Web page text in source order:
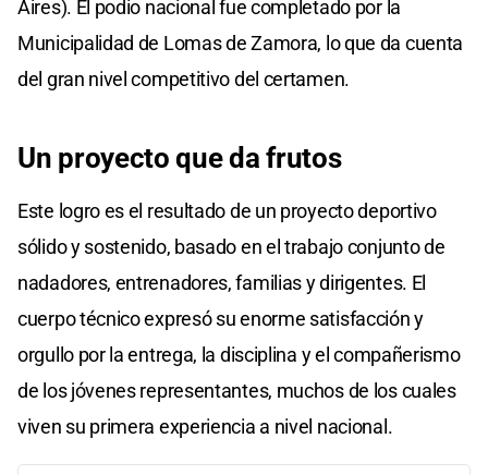
Aires). El podio nacional fue completado por la
Municipalidad de Lomas de Zamora, lo que da cuenta
del gran nivel competitivo del certamen.
Un proyecto que da frutos
Este logro es el resultado de un proyecto deportivo
sólido y sostenido, basado en el trabajo conjunto de
nadadores, entrenadores, familias y dirigentes. El
cuerpo técnico expresó su enorme satisfacción y
orgullo por la entrega, la disciplina y el compañerismo
de los jóvenes representantes, muchos de los cuales
viven su primera experiencia a nivel nacional.